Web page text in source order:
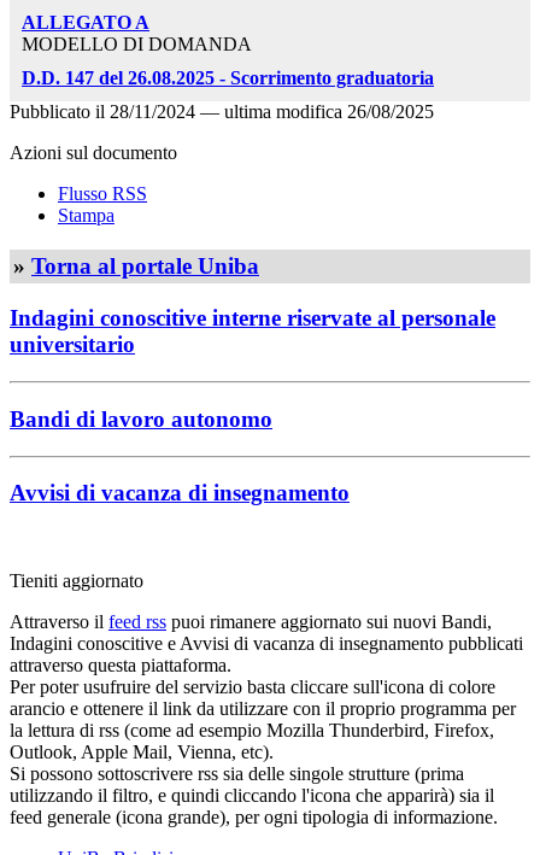
ALLEGATO A
MODELLO DI DOMANDA
D.D. 147 del 26.08.2025 - Scorrimento graduatoria
Pubblicato il 28/11/2024 — ultima modifica 26/08/2025
Azioni sul documento
Flusso RSS
Stampa
» Torna al portale Uniba
Indagini conoscitive interne riservate al personale
universitario
Bandi di lavoro autonomo
Avvisi di vacanza di insegnamento
Tieniti aggiornato
Attraverso il feed rss puoi rimanere aggiornato sui nuovi Bandi,
Indagini conoscitive e Avvisi di vacanza di insegnamento pubblicati
attraverso questa piattaforma.
Per poter usufruire del servizio basta cliccare sull'icona di colore
arancio e ottenere il link da utilizzare con il proprio programma per
la lettura di rss (come ad esempio Mozilla Thunderbird, Firefox,
Outlook, Apple Mail, Vienna, etc).
Si possono sottoscrivere rss sia delle singole strutture (prima
utilizzando il filtro, e quindi cliccando l'icona che apparirà) sia il
feed generale (icona grande), per ogni tipologia di informazione.